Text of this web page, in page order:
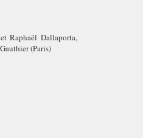
Raphaël Dallaporta,
(Paris)